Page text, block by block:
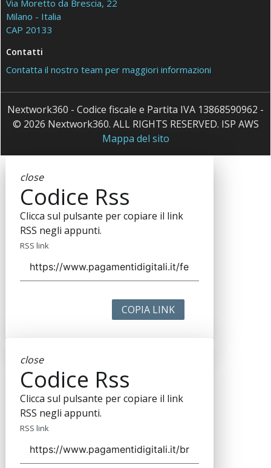
Via Moretto da Brescia, 22
Milano - Italia
CAP 20133
Contatti
Contatta il nostro team per maggiori informazioni
Nextwork360 - Codice fiscale e Partita IVA 13868590962 -
© 2026 Nextwork360. ALL RIGHTS RESERVED. ISP AWS
Mappa del sito
close
Codice Rss
Clicca sul pulsante per copiare il link
RSS negli appunti.
RSS link
COPIA LINK
close
Codice Rss
Clicca sul pulsante per copiare il link
RSS negli appunti.
RSS link